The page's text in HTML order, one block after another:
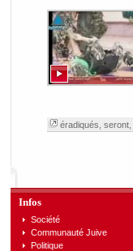
éradiqués seront,
Infos
Société
Communauté Juive
Politique